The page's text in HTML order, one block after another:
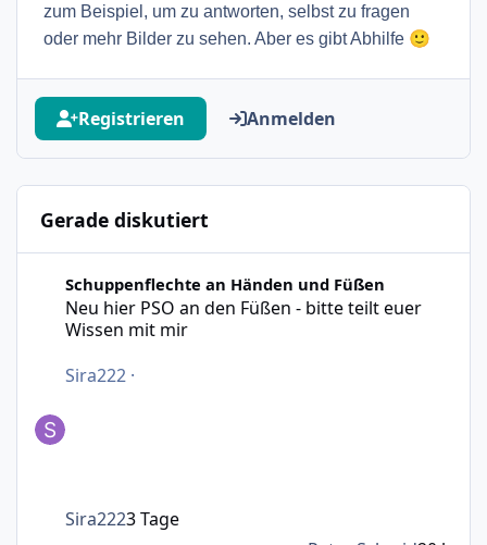
zum Beispiel, um zu antworten, selbst zu fragen
oder mehr Bilder zu sehen. Aber es gibt Abhilfe 🙂
Registrieren Anmelden
Gerade diskutiert
Schuppenflechte an Händen und Füßen
Neu hier PSO an den Füßen - bitte teilt euer
Wissen mit mir
Sira222 ·
Sira2223 Tage